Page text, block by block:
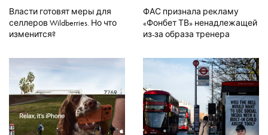
Власти готовят меры для
селлеров Wildberries. Но что
изменится?
ФАС признала рекламу
«Фонбет ТВ» ненадлежащей
из-за образа тренера